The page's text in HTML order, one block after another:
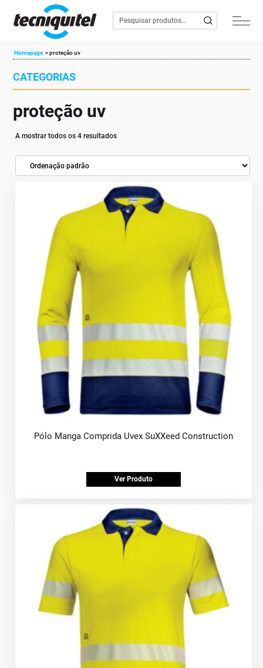
Homepage »proteção uv
CATEGORIAS
proteção uv
A mostrar todos os 4 resultados
Pólo Manga Comprida Uvex SuXXeed Construction
Ver Produto